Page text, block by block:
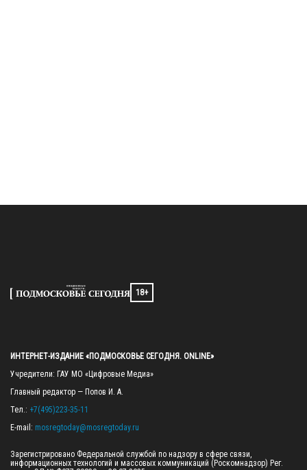
18+
ИНТЕРНЕТ-ИЗДАНИЕ «ПОДМОСКОВЬЕ СЕГОДНЯ. ONLINE»
Учредители: ГАУ МО «Цифровые Медиа»
Главный редактор — Попов И. А.
Тел.: +7(495)223-35-11
E-mail: mosregtoday@mosregtoday.ru
Зарегистрировано Федеральной службой по надзору в сфере связи,
информационных технологий и массовых коммуникаций (Роскомнадзор) Рег.